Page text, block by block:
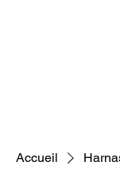
Accueil